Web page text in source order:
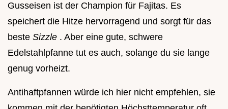
Gusseisen ist der Champion für Fajitas. Es
speichert die Hitze hervorragend und sorgt für das
beste Sizzle . Aber eine gute, schwere
Edelstahlpfanne tut es auch, solange du sie lange
genug vorheizt.
Antihaftpfannen würde ich hier nicht empfehlen, sie